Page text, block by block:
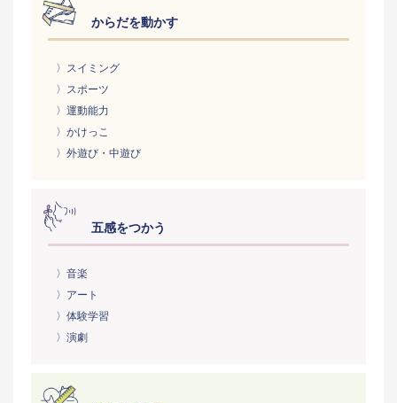
からだを動かす
〉スイミング
〉スポーツ
〉運動能力
〉かけっこ
〉外遊び・中遊び
五感をつかう
〉音楽
〉アート
〉体験学習
〉演劇